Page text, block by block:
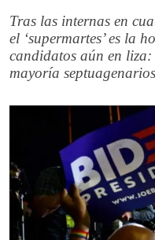
Tras las internas en
el ‘supermartes’ es la
candidatos aún en liza:
mayoría